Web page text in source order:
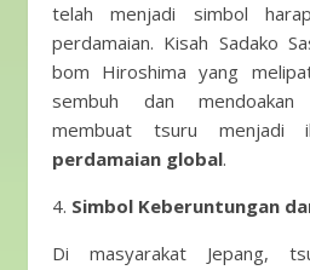
telah menjadi simbol
perdamaian. Kisah Sadako
bom Hiroshima yang
sembuh dan mendoakan
membuat tsuru menjadi
perdamaian global.
4. Simbol Keberuntungan
Di masyarakat Jepang,